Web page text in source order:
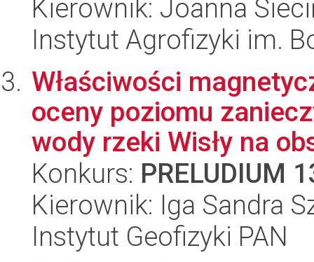
Kierownik: Joanna
Instytut Agrofizyki im.
Właściwości
oceny poziomu
wody rzeki Wisły na
Konkurs: PRELUDIUM
Kierownik: Iga Sandra
Instytut Geofizyki PAN